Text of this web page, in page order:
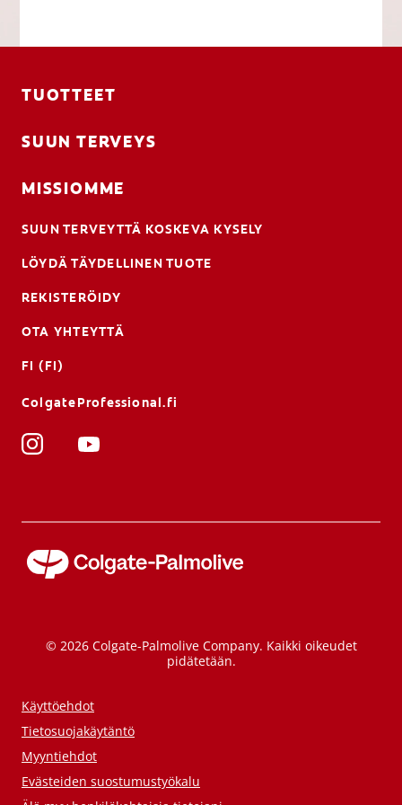
TUOTTEET
SUUN TERVEYS
MISSIOMME
SUUN TERVEYTTÄ KOSKEVA KYSELY
LÖYDÄ TÄYDELLINEN TUOTE
REKISTERÖIDY
OTA YHTEYTTÄ
FI (FI)
ColgateProfessional.fi
© 2026 Colgate-Palmolive Company. Kaikki oikeudet
pidätetään.
Käyttöehdot
Tietosuojakäytäntö
Myyntiehdot
Evästeiden suostumustyökalu